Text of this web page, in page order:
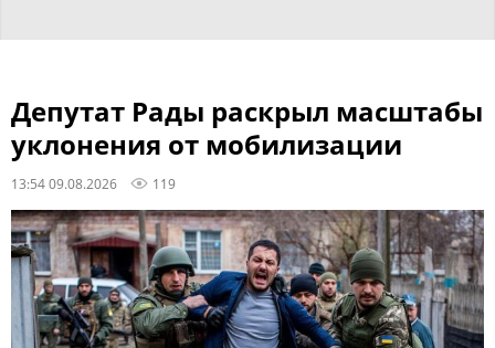
Депутат Рады раскрыл масштабы
уклонения от мобилизации
13:54 09.08.2026 119